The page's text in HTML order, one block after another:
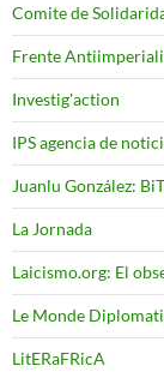
Comite de
Frente
Investig'action
IPS agencia de
Juanlu González:
La Jornada
Laicismo.org: El
Le Monde
LitERaFRicA